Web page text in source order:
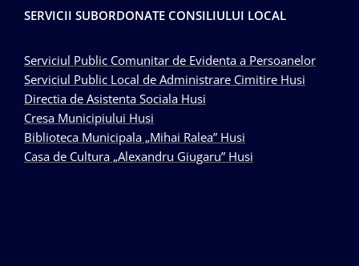
SERVICII SUBORDONATE CONSILIULUI LOCAL
Serviciul Public Comunitar de Evidenta a Persoanelor
Serviciul Public Local de Administrare Cimitire Husi
Directia de Asistenta Sociala Husi
Cresa Municipiului Husi
Biblioteca Municipala „Mihai Ralea” Husi
Casa de Cultura „Alexandru Giugaru” Husi